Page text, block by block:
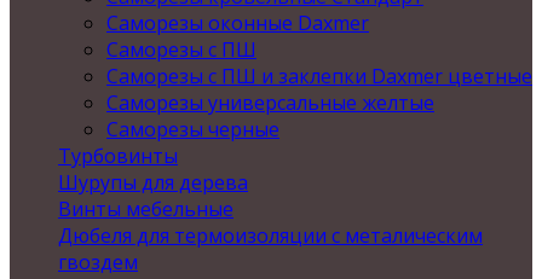
Саморезы оконные Daxmer
Саморезы с ПШ
Саморезы с ПШ и заклепки Daxmer цветные
Саморезы универсальные желтые
Саморезы черные
Турбовинты
Шурупы для дерева
Винты мебельные
Дюбеля для термоизоляции с металическим
гвоздем